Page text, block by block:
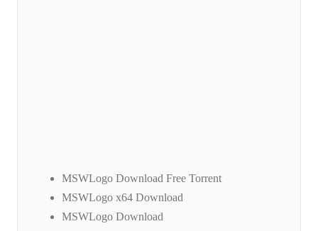
MSWLogo Download Free Torrent
MSWLogo x64 Download
MSWLogo Download